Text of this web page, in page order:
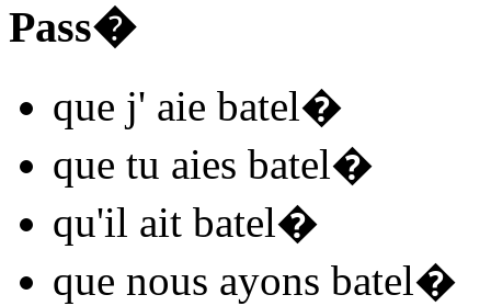
Pass�
que j' aie batel�
que tu aies batel�
qu'il ait batel�
que nous ayons batel�